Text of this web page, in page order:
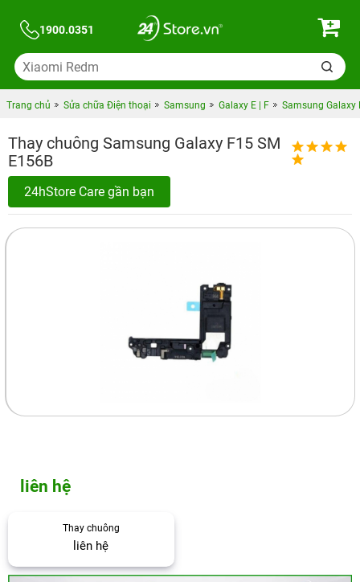
1900.0351
Trang chủ Sửa chữa Điện thoại Samsung Galaxy E | F Samsung Galaxy
Thay chuông Samsung Galaxy F15 SM
E156B
24hStore Care gần bạn
liên hệ
Thay chuông
liên hệ